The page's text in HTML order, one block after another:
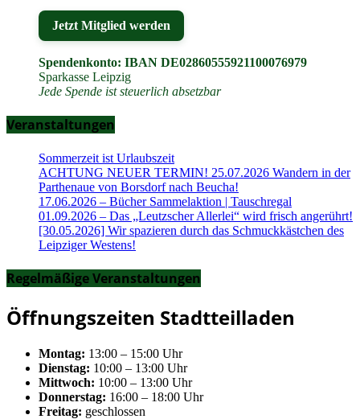
Jetzt Mitglied werden
Spendenkonto: IBAN DE02860555921100076979
Sparkasse Leipzig
Jede Spende ist steuerlich absetzbar
Veranstaltungen
Sommerzeit ist Urlaubszeit
ACHTUNG NEUER TERMIN! 25.07.2026 Wandern in der
Parthenaue von Borsdorf nach Beucha!
17.06.2026 – Bücher Sammelaktion | Tauschregal
01.09.2026 – Das „Leutzscher Allerlei“ wird frisch angerührt!
[30.05.2026] Wir spazieren durch das Schmuckkästchen des
Leipziger Westens!
Regelmäßige Veranstaltungen
Öffnungszeiten Stadtteilladen
Montag: 13:00 – 15:00 Uhr
Dienstag: 10:00 – 13:00 Uhr
Mittwoch: 10:00 – 13:00 Uhr
Donnerstag: 16:00 – 18:00 Uhr
Freitag: geschlossen